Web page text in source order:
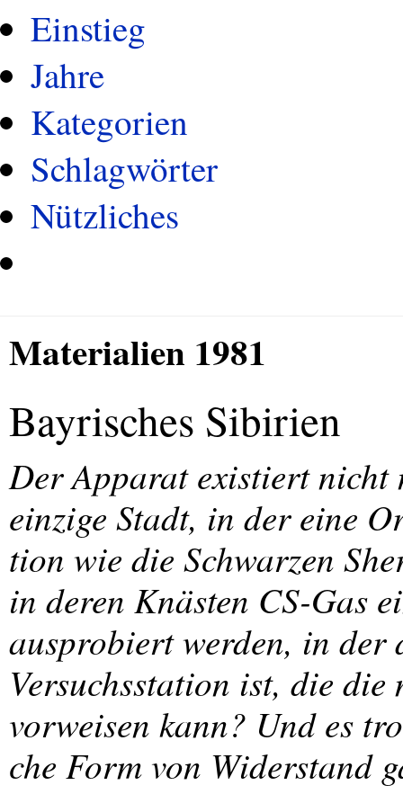
Einstieg
Jahre
Kategorien
Schlagwörter
Nützliches
Materialien 1981
Bayrisches Sibirien
Der Apparat existiert nicht
einzige Stadt, in der eine
tion wie die Schwarzen
in deren Knästen CS-Gas
ausprobiert werden, in der
Versuchsstation ist, die die
vorweisen kann? Und es
che Form von Widerstand